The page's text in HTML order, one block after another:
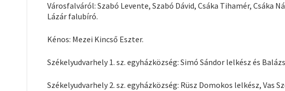
Városfalváról: Szabó Levente, Szabó Dávid, Csáka Tihamér,
Lázár falubíró.
Kénos: Mezei Kincső Eszter.
Székelyudvarhely 1. sz. egyházközség: Simó Sándor lelkész és
Székelyudvarhely 2. sz. egyházközség: Rüsz Domokos lelkész, Vas